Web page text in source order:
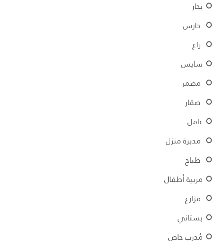
بحار
حارس
راع
سايس
مضمر
صقار
عامل
مدبرة منزل
طباخ
مربية أطفال
مزارع
بستاني
مُدرب خاص